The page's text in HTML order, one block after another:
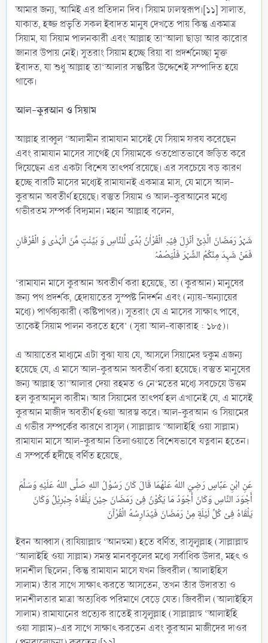
আমার জন্য, আমিই এর প্রতিদান দিব। সিয়াম ঢালস্বরূপ।[১১] সালাত,
যাকাত, হজ্জ প্রভৃতি সকল ইবাদত মানুষ দেখতে পায় কিন্তু একমাত্র
সিয়াম, যা সিয়াম পালনকারী এবং আল্লাহ তা‘আলা ছাড়া আর কারোর
জানার উপায় নেই। সুতরাং সিয়াম হচ্ছে রিয়া বা প্রদর্শনেচ্ছা মুক্ত
ইবাদত, যা শুধু আল্লাহ তা‘আলার সন্তুষ্টির উদ্দেশেই সম্পাদিত হয়ে
থাকে।
আল-কুরআন ও সিয়াম
আল্লাহ রাব্বুল ‘আলামীন রামাযান মাসেই যে সিয়াম ফরয করেছেন
এবং রামাযান মাসের সাথেই যে সিয়ামকে ওতপ্রোতভাবে জড়িত করে
দিয়েছেন এর একটা বিশেষ তাৎপর্য রয়েছে। এর সবচেয়ে বড় কারণ
হচ্ছে বারটি মাসের মধ্যেই রামাযানই একমাত্র মাস, যে মাসে আল-
কুরআন অবতীর্ণ হয়েছে। বস্তুত সিয়াম ও আল-কুরআনের মধ্যে
গভীরতম সম্পর্ক বিদ্যমান। মহান আল্লাহ বলেন,
شَہۡرُ رَمَضَانَ الَّذِیۡۤ اُنۡزِلَ فِیۡہِ الۡقُرۡاٰنُ ہُدًی لِّلنَّاسِ وَ بَیِّنٰتٍ مِّنَ الۡہُدٰی وَ الۡفُرۡقَانِ
‘রামাযান মাসে কুরআন অবতীর্ণ করা হয়েছে, তা (কুরআন) মানুষের
জন্য পথ প্রদর্শক, হেদায়াতের সুস্পষ্ট নিদর্শন এবং (ন্যায়-অন্যায়ের
মধ্যে) পার্থক্যকারী (কষ্টিপাথর)। সুতরাং যে এ মাসের সাক্ষাৎ পাবে,
তাকেই সিয়াম পালন করতে হবে’ (সূরা আল-বাক্বারাহ : ১৮৫)।
এ আয়াতের মাধ্যমে এটা বুঝা যায় যে, আসলে সিয়ামের হুকুম এজন্য
হয়েছে যে, এ মাসে আল-কুরআন অবতীর্ণ করা হয়েছে। বস্তুত মানুষের
জন্য আল্লাহ তা‘আলার দেয়া রহমত ও নে‘মতের মধ্যে সবচেয়ে উত্তম
হল কুরআনুল কারীম। আর সিয়ামের তাৎপর্য হল এখানেই যে, এ মাসেই
কুরআন মাজীদ অবতীর্ণ হওয়া আরম্ভ করে। আল-কুরআন ও সিয়ামের
এ গভীর সম্পর্কের কারণে রাসূল (সাল্লাল্লাহু ‘আলাইহি ওয়া সাল্লাম)
রামাযান মাসে আল-কুরআন তিলাওয়াতে বিশেষভাবে যত্নবান হতেন।
এ সম্পর্কে হদীছে বর্ণিত হয়েছে,
عَنِ ابْنِ عَبَّاسٍ رَضِيَ اللهُ عَنْهُمَا قَالَ كَانَ رَسُوْلُ اللهِ صَلَّى اللهُ عَلَيْهِ وَسَلَّمَ
أَجْوَدَ النَّاسِ وَكَانَ أَجْوَدُ مَا يَكُوْنُ فِىْ رَمَضَانَ حِيْنَ يَلْقَاهُ جِبْرِيْلُ وَكَانَ
ইবন আব্বাস (রাযিয়াল্লাহু ‘আনহুমা) হতে বর্ণিত, রাসূলুল্লাহ (সাল্লাল্লাহু
‘আলাইহি ওয়া সাল্লাম) সমস্ত মানবকুলের মধ্যে সর্বাধিক উদার, মহৎ ও
দানশীল ছিলেন; কিন্তু রামাযান মাসে যখন জিবরীল (আলাইহিস
সালাম) তাঁর সাথে সাক্ষাৎ করতে আসতেন, তখন তাঁর উদারতা ও
দানশীলতার মাত্রা অত্যধিক পরিমাণে বেড়ে যেত। জিবরীল (আলাইহিস
সালাম) রামাযানের প্রত্যেক রাতেই রাসূলুল্লাহ (সাল্লাল্লাহু ‘আলাইহি
ওয়া সাল্লাম)-এর সাথে সাক্ষাৎ করতেন এবং কুরআন মাজীদের দাওর